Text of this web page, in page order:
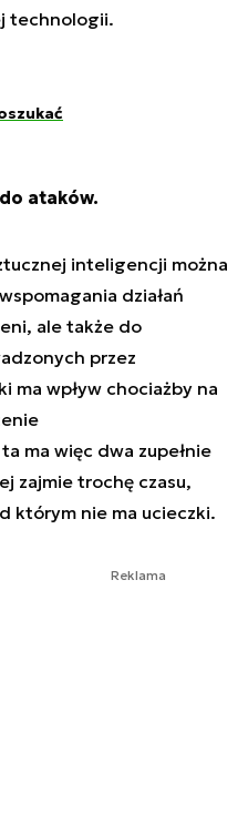
technologii.
ataków.
inteligencji można
działań
ale także do
przez
ma wpływ chociażby na
ma więc dwa zupełnie
zajmie trochę czasu,
którym nie ma ucieczki.
Reklama